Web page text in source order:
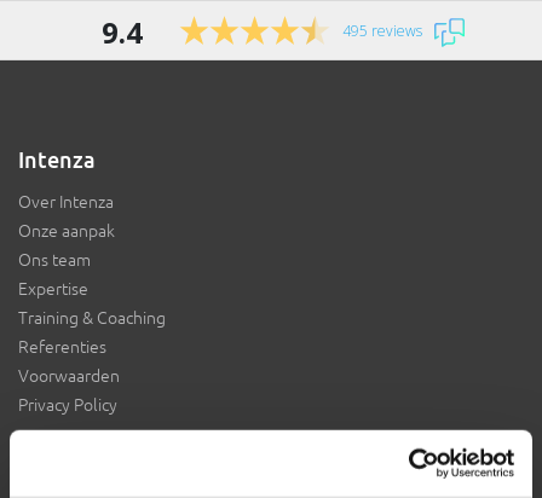
9.4 495 reviews
Intenza
Over Intenza
Onze aanpak
Ons team
Expertise
Training & Coaching
Referenties
Voorwaarden
Privacy Policy